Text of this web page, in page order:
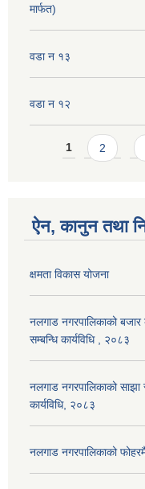
मार्फत)
वडा न १३
वडा न १२
Pages
1 2
ऐन, कानुन तथा
क्षमता विकास योजना
नलगाड नगरपालिकाको
सम्बन्धि कार्यविधि , २०८३
नलगाड नगरपालिकाको
कार्यविधि, २०८३
नलगाड नगरपालिकाको